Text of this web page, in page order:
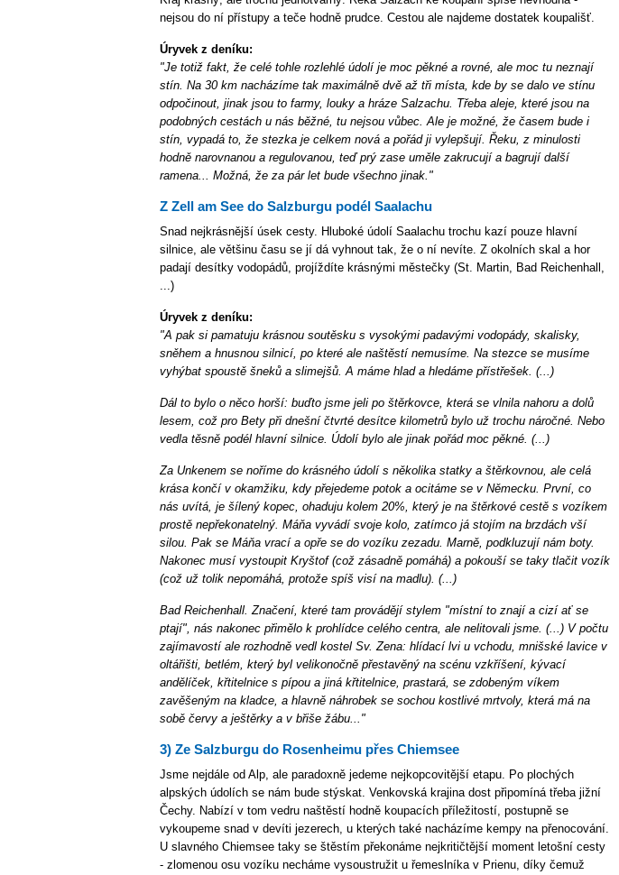
nejsou do ní přístupy a teče hodně prudce. Cestou ale najdeme dostatek koupališť.
Úryvek z deníku:
"Je totiž fakt, že celé tohle rozlehlé údolí je moc pěkné a rovné, ale moc tu neznají
stín. Na 30 km nacházíme tak maximálně dvě až tři místa, kde by se dalo ve stínu
odpočinout, jinak jsou to farmy, louky a hráze Salzachu. Třeba aleje, které jsou na
podobných cestách u nás běžné, tu nejsou vůbec. Ale je možné, že časem bude i
stín, vypadá to, že stezka je celkem nová a pořád ji vylepšují. Řeku, z minulosti
hodně narovnanou a regulovanou, teď prý zase uměle zakrucují a bagrují další
ramena... Možná, že za pár let bude všechno jinak."
Z Zell am See do Salzburgu podél Saalachu
Snad nejkrásnější úsek cesty. Hluboké údolí Saalachu trochu kazí pouze hlavní
silnice, ale většinu času se jí dá vyhnout tak, že o ní nevíte. Z okolních skal a hor
padají desítky vodopádů, projíždíte krásnými městečky (St. Martin, Bad Reichenhall,
...)
Úryvek z deníku:
"A pak si pamatuju krásnou soutěsku s vysokými padavými vodopády, skalisky,
sněhem a hnusnou silnicí, po které ale naštěstí nemusíme. Na stezce se musíme
vyhýbat spoustě šneků a slimejšů. A máme hlad a hledáme přístřešek. (...)
Dál to bylo o něco horší: buďto jsme jeli po štěrkovce, která se vlnila nahoru a dolů
lesem, což pro Bety při dnešní čtvrté desítce kilometrů bylo už trochu náročné. Nebo
vedla těsně podél hlavní silnice. Údolí bylo ale jinak pořád moc pěkné. (...)
Za Unkenem se noříme do krásného údolí s několika statky a štěrkovnou, ale celá
krása končí v okamžiku, kdy přejedeme potok a ocitáme se v Německu. První, co
nás uvítá, je šílený kopec, ohaduju kolem 20%, který je na štěrkové cestě s vozíkem
prostě nepřekonatelný. Máňa vyvádí svoje kolo, zatímco já stojím na brzdách vší
silou. Pak se Máňa vrací a opře se do vozíku zezadu. Marně, podkluzují nám boty.
Nakonec musí vystoupit Kryštof (což zásadně pomáhá) a pokouší se taky tlačit vozík
(což už tolik nepomáhá, protože spíš visí na madlu). (...)
Bad Reichenhall. Značení, které tam provádějí stylem "místní to znají a cizí ať se
ptají", nás nakonec přimělo k prohlídce celého centra, ale nelitovali jsme. (...) V počtu
zajímavostí ale rozhodně vedl kostel Sv. Zena: hlídací lvi u vchodu, mnišské lavice v
oltářišti, betlém, který byl velikonočně přestavěný na scénu vzkříšení, kývací
andělíček, křtitelnice s pípou a jiná křtitelnice, prastará, se zdobeným víkem
zavěšeným na kladce, a hlavně náhrobek se sochou kostlivé mrtvoly, která má na
sobě červy a ještěrky a v břiše žábu..."
3) Ze Salzburgu do Rosenheimu přes Chiemsee
Jsme nejdále od Alp, ale paradoxně jedeme nejkopcovitější etapu. Po plochých
alpských údolích se nám bude stýskat. Venkovská krajina dost připomíná třeba jižní
Čechy. Nabízí v tom vedru naštěstí hodně koupacích příležitostí, postupně se
vykoupeme snad v devíti jezerech, u kterých také nacházíme kempy na přenocování.
U slavného Chiemsee taky se štěstím překonáme nejkritičtější moment letošní cesty
- zlomenou osu vozíku necháme vysoustružit u řemeslníka v Prienu, díky čemuž